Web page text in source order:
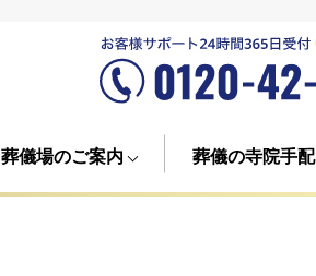
葬儀場のご案内 葬儀の寺院手配